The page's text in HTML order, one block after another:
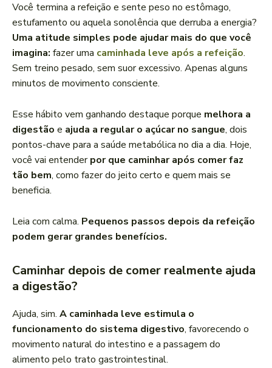
Você termina a refeição e sente peso no estômago,
estufamento ou aquela sonolência que derruba a energia?
Uma atitude simples pode ajudar mais do que você
imagina: fazer uma caminhada leve após a refeição.
Sem treino pesado, sem suor excessivo. Apenas alguns
minutos de movimento consciente.
Esse hábito vem ganhando destaque porque melhora a
digestão e ajuda a regular o açúcar no sangue, dois
pontos-chave para a saúde metabólica no dia a dia. Hoje,
você vai entenderpor que caminhar após comer faz
tão bem, como fazer do jeito certo e quem mais se
beneficia.
Leia com calma. Pequenos passos depois da refeição
podem gerar grandes benefícios.
Caminhar depois de comer realmente ajuda
a digestão?
Ajuda, sim. A caminhada leve estimula o
funcionamento do sistema digestivo, favorecendo o
movimento natural do intestino e a passagem do
alimento pelo trato gastrointestinal.